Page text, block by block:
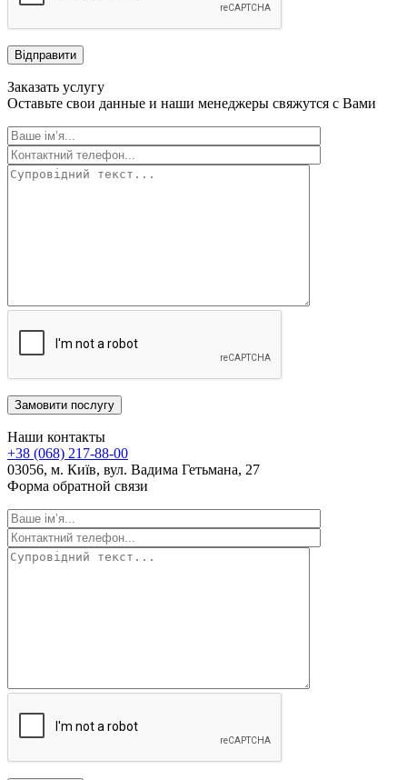
Відправити
Заказать услугу
Оставьте свои данные и наши менеджеры свяжутся с Вами
Замовити послугу
Наши контакты
+38 (068) 217-88-00
03056, м. Київ, вул. Вадима Гетьмана, 27
Форма обратной связи